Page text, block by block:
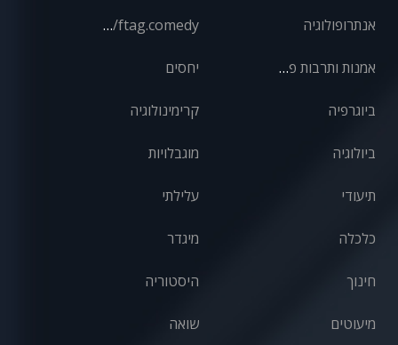
אנתרופולוגיה
אמנות ותרבות פופולרית
ביוגרפיה
ביולוגיה
front/ftag.comedy
יחסים
קרימינולוגיה
מוגבלויות
תיעודי
כלכלה
חינוך
מיעוטים
עלילתי
מיגדר
היסטוריה
שואה